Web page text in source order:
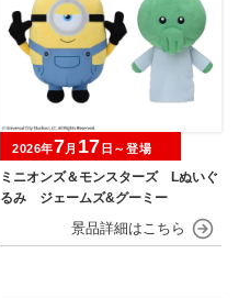
ミニオンズ＆モンスターズ Lぬいぐ
るみ ジェームズ&グーミー
2026年7月 17 日～登場